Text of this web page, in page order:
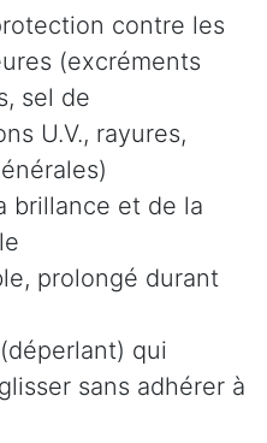
contre les
(excréments
sel de
U.V., rayures,
brillance et de la
prolongé durant
qui
sans adhérer à